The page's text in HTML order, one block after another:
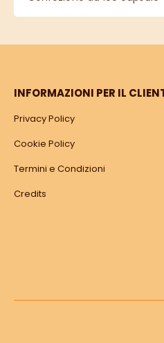
INFORMAZIONI PER IL
Privacy Policy
Cookie Policy
Termini e Condizioni
Credits